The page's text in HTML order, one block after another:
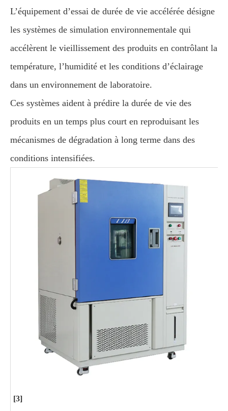
L’équipement d’essai de durée de vie accélérée désigne
les systèmes de simulation environnementale qui
accélèrent le vieillissement des produits en contrôlant la
température, l’humidité et les conditions d’éclairage
dans un environnement de laboratoire.
Ces systèmes aident à prédire la durée de vie des
produits en un temps plus court en reproduisant les
mécanismes de dégradation à long terme dans des
conditions intensifiées.
[3]